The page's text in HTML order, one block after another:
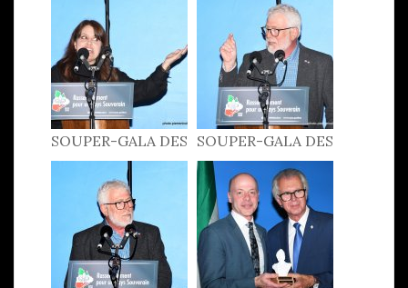
SOUPER-GALA DES
PATRIOTES 2022
SOUPER-GALA DES
PATRIOTES 2022